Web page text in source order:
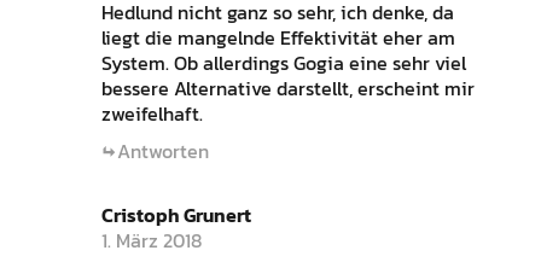
Hedlund nicht ganz so sehr, ich denke, da
liegt die mangelnde Effektivität eher am
System. Ob allerdings Gogia eine sehr viel
bessere Alternative darstellt, erscheint mir
zweifelhaft.
Antworten
Cristoph Grunert
1. März 2018